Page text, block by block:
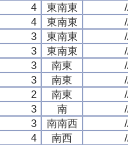
4 東南東
4 東南東
3 東南東
3 東南東
3 南東
3 南東
2 南東
3 南
3 南南西
4 南西